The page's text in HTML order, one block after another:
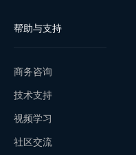
帮助与支持
商务咨询
技术支持
视频学习
社区交流